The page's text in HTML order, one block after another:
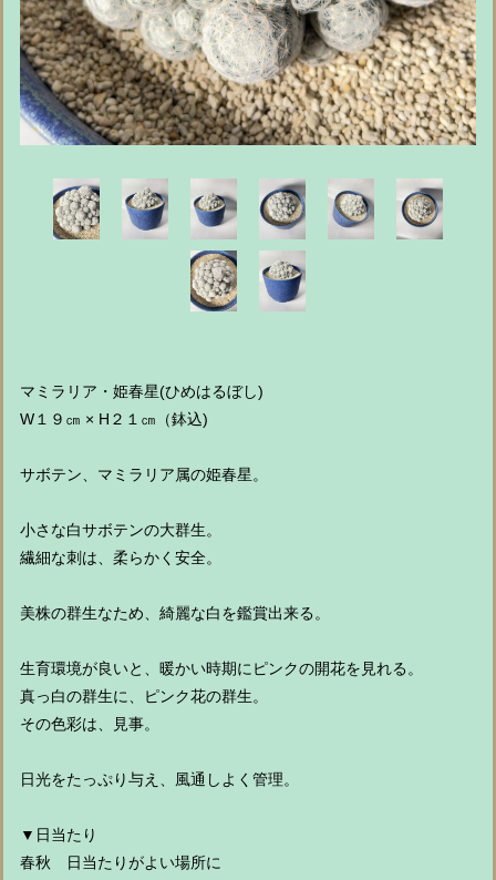
マミラリア・姫春星(ひめはるぼし)
W１９㎝ × H２１㎝（鉢込)
サボテン、マミラリア属の姫春星。
小さな白サボテンの大群生。
繊細な刺は、柔らかく安全。
美株の群生なため、綺麗な白を鑑賞出来る。
生育環境が良いと、暖かい時期にピンクの開花を見れる。
真っ白の群生に、ピンク花の群生。
その色彩は、見事。
日光をたっぷり与え、風通しよく管理。
▼日当たり
春秋 日当たりがよい場所に